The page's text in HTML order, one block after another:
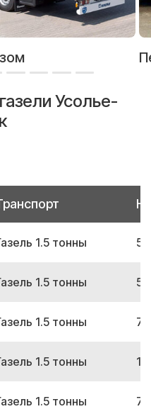
Усолье-
1.5 тонны
1.5 тонны
1.5 тонны
1.5 тонны
1.5 тонны